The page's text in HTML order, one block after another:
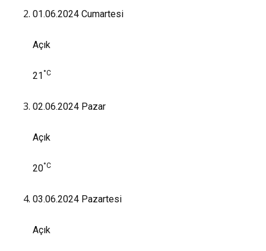
01.06.2024 Cumartesi
Açık
21 °C
02.06.2024 Pazar
Açık
20°C
03.06.2024 Pazartesi
Açık